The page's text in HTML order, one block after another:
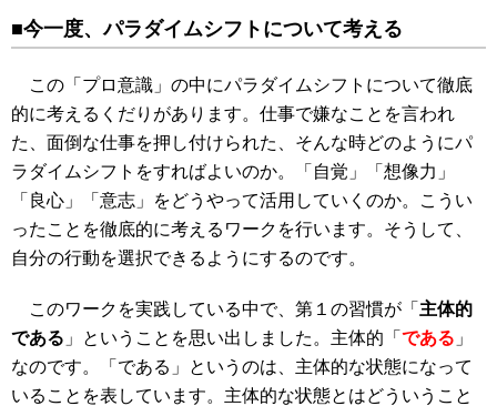
■今一度、パラダイムシフトについて考える
この「プロ意識」の中にパラダイムシフトについて徹底
的に考えるくだりがあります。仕事で嫌なことを言われ
た、面倒な仕事を押し付けられた、そんな時どのようにパ
ラダイムシフトをすればよいのか。「自覚」「想像力」
「良心」「意志」をどうやって活用していくのか。こうい
ったことを徹底的に考えるワークを行います。そうして、
自分の行動を選択できるようにするのです。
このワークを実践している中で、第１の習慣が「 主体的
である 」ということを思い出しました。主体的「 である 」
なのです。「である」というのは、主体的な状態になって
いることを表しています。主体的な状態とはどういうこと